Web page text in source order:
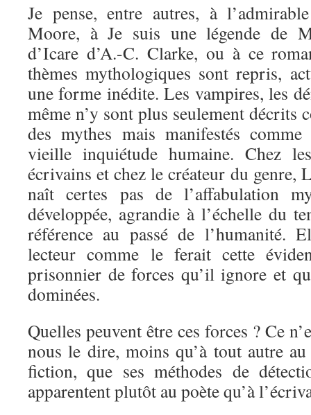
Je pense, entre autres, à
Moore, à Je suis une légende de
d’Icare d’A.-C. Clarke, ou à ce
thèmes mythologiques sont repris,
une forme inédite. Les vampires, les
même n’y sont plus seulement décrits
des mythes mais manifestés
vieille inquiétude humaine. Chez
écrivains et chez le créateur du genre,
naît certes pas de l’affabulation
développée, agrandie à l’échelle du
référence au passé de l’humanité.
lecteur comme le ferait cette
prisonnier de forces qu’il ignore et
dominées.
Quelles peuvent être ces forces ? Ce
nous le dire, moins qu’à tout autre
fiction, que ses méthodes de
apparentent plutôt au poète qu’à